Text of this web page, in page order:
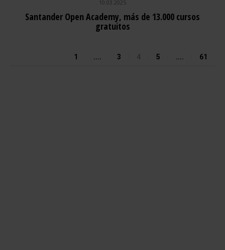
10.03.2025
Santander Open Academy, más de 13.000 cursos
gratuitos
1 .... 3 5 .... 61